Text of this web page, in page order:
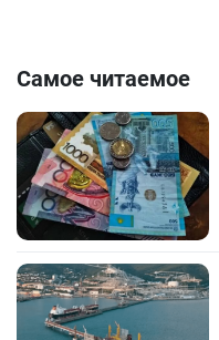
Самое читаемое